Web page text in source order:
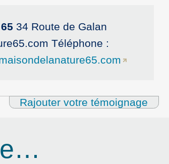
6534 Route de Galan
Téléphone :
Rajouter votre témoignage